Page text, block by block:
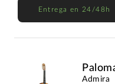
Entrega en 24/48h
Admira